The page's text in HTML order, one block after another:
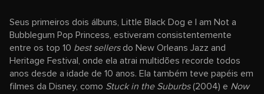
Seus primeiros dois álbuns, Little Black Dog e I am Not a
Bubblegum Pop Princess, estiveram consistentemente
entre os top 10 best sellersdo New Orleans Jazz and
Heritage Festival, onde ela atrai multidões recorde todos
anos desde a idade de 10 anos. Ela também teve papéis em
filmes da Disney, como Stuck in the Suburbs(2004) e Now